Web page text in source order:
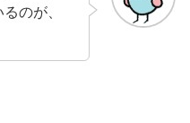
のが、